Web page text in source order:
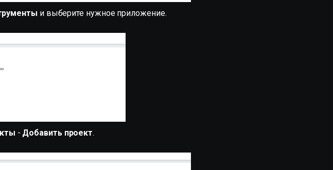
и выберите нужное приложение.
- Добавить проект.